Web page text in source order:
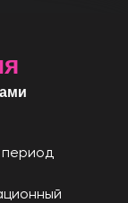
период